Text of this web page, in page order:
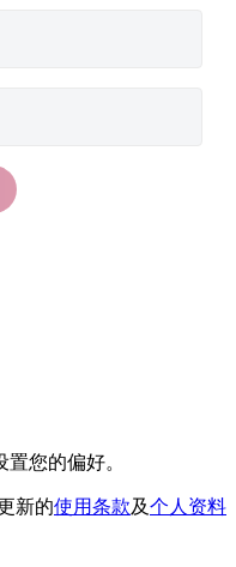
置您的偏好。
新的使用条款及个人资料